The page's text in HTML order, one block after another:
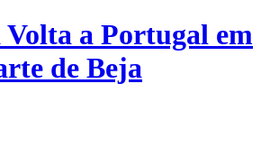
Volta a Portugal em
de Beja